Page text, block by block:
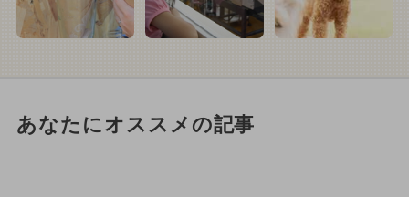
あなたにオススメの記事